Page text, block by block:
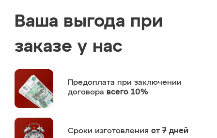
Ваша выгода при
заказе у нас
Предоплата при заключении
договора всего 10%
Сроки изготовления от 7 дней